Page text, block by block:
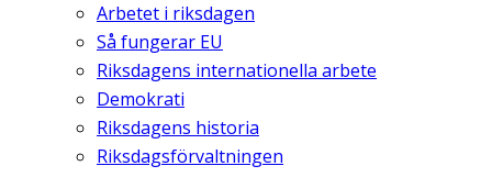
Arbetet i riksdagen
Så fungerar EU
Riksdagens internationella arbete
Demokrati
Riksdagens historia
Riksdagsförvaltningen